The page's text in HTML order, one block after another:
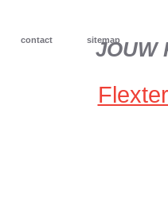
contact sitemap
JOUW